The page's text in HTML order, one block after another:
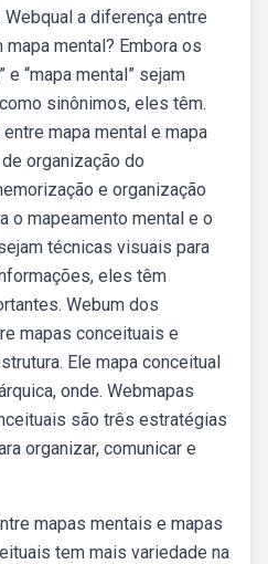
a diferença entre
mental? Embora os
e “mapa mental” sejam
sinônimos, eles têm.
mapa mental e mapa
organização do
e organização
o mapeamento mental e o
técnicas visuais para
eles têm
Webum dos
mapas conceituais e
Ele mapa conceitual
onde. Webmapas
são três estratégias
organizar, comunicar e
mapas mentais e mapas
tem mais variedade na